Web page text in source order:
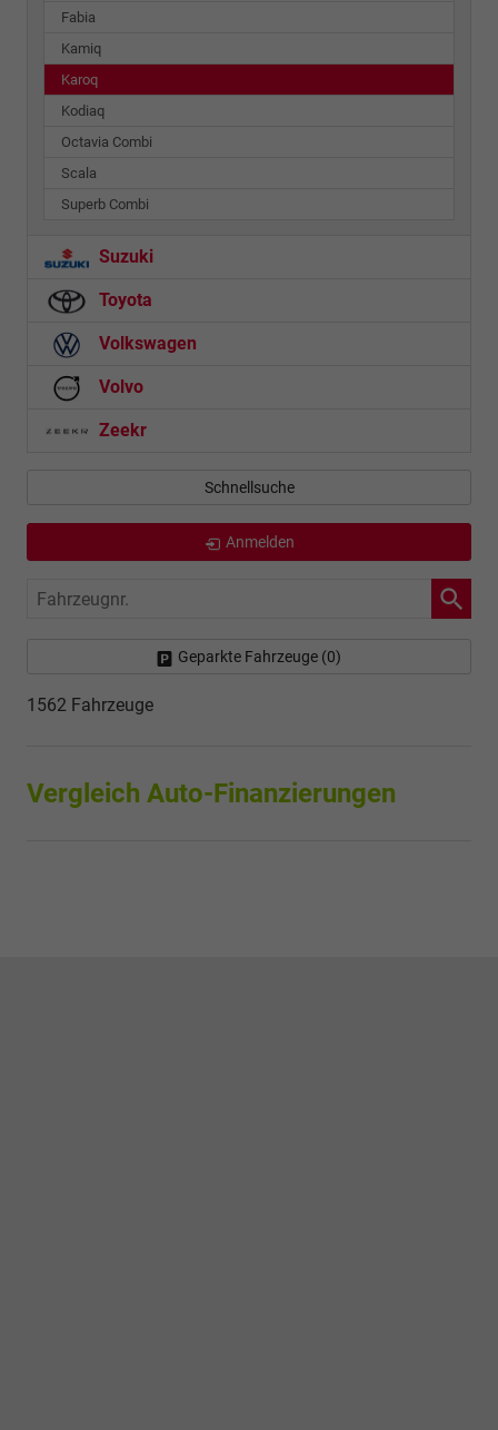
Fabia
Kamiq
Karoq
Kodiaq
Octavia Combi
Scala
Superb Combi
Suzuki
Toyota
Volkswagen
Volvo
Zeekr
Schnellsuche
Anmelden
Fahrzeugnr.
Geparkte Fahrzeuge (0)
1562 Fahrzeuge
Vergleich Auto-Finanzierungen